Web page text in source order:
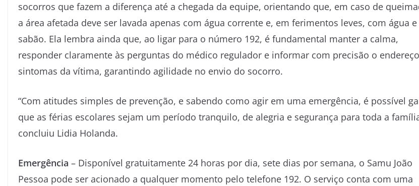
socorros que fazem a diferença até a chegada da equipe, orientando que, em caso de
a área afetada deve ser lavada apenas com água corrente e, em ferimentos leves, com água e
sabão. Ela lembra ainda que, ao ligar para o número 192, é fundamental manter a calma,
responder claramente às perguntas do médico regulador e informar com precisão o
sintomas da vítima, garantindo agilidade no envio do socorro.
“Com atitudes simples de prevenção, e sabendo como agir em uma emergência, é possível
que as férias escolares sejam um período tranquilo, de alegria e segurança para toda a
concluiu Lidia Holanda.
Emergência – Disponível gratuitamente 24 horas por dia, sete dias por semana, o Samu João
Pessoa pode ser acionado a qualquer momento pelo telefone 192. O serviço conta com uma